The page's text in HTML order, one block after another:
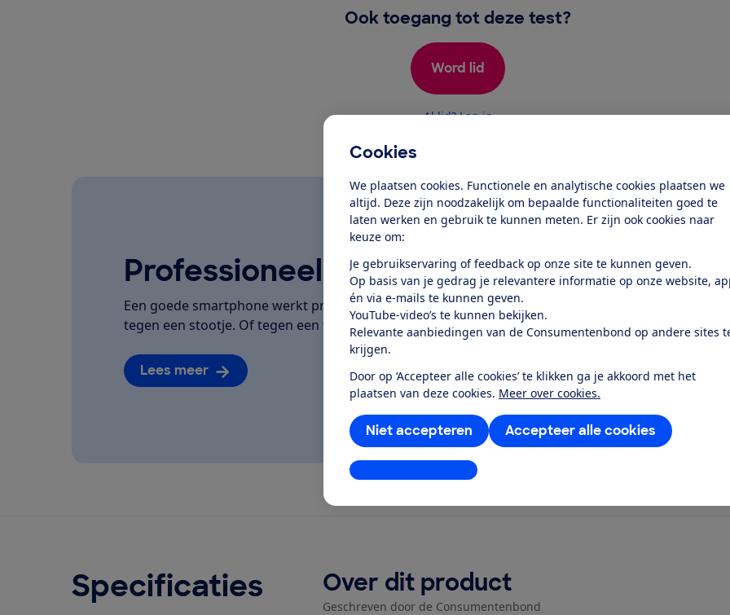
Cookies
We plaatsen cookies. Functionele en analytische cookies plaatsen we
altijd. Deze zijn noodzakelijk om bepaalde functionaliteiten goed te
laten werken en gebruik te kunnen meten. Er zijn ook cookies naar
keuze om:
Je gebruikservaring of feedback op onze site te kunnen geven.
Op basis van je gedrag je relevantere informatie op onze website,
én via e-mails te kunnen geven.
YouTube-video’s te kunnen bekijken.
Relevante aanbiedingen van de Consumentenbond op andere sites
krijgen.
Door op ‘Accepteer alle cookies’ te klikken ga je akkoord met het
plaatsen van deze cookies. Meer over cookies.
Accepteer alle cookies
Niet accepteren
Instellingen aanpassen
Ook toegang tot deze test?
Word lid
Al lid? Log in
Professioneel getest
Een goede smartphone werkt prettig, heeft een goede batterij, en kan
tegen een stootje. Of tegen een flinke regenbui...
Lees meer
Specificaties Over dit product
Geschreven door de Consumentenbond